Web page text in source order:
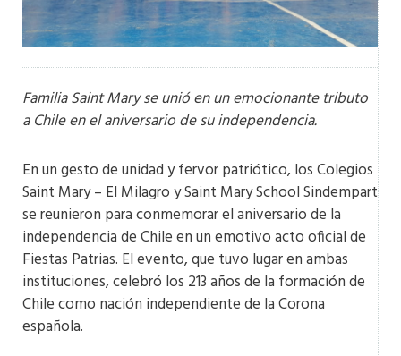
Familia Saint Mary se unió en un emocionante tributo
a Chile en el aniversario de su independencia.
En un gesto de unidad y fervor patriótico, los Colegios
Saint Mary – El Milagro y Saint Mary School Sindempart
se reunieron para conmemorar el aniversario de la
independencia de Chile en un emotivo acto oficial de
Fiestas Patrias. El evento, que tuvo lugar en ambas
instituciones, celebró los 213 años de la formación de
Chile como nación independiente de la Corona
española.